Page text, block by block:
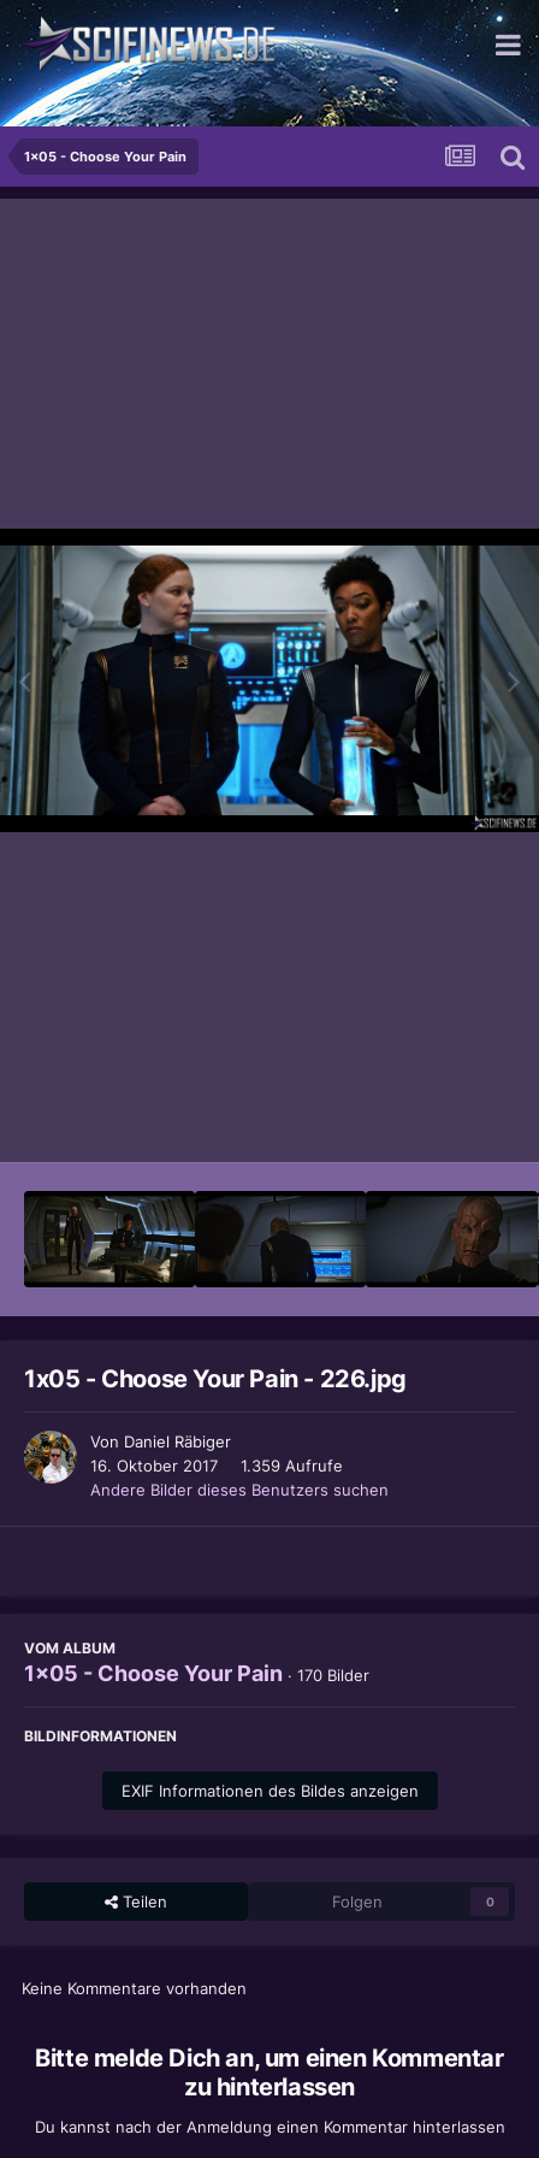
...das Revolverblatt!
1x05 - Choose Your Pain
1x05 - Choose Your Pain - 226.jpg
Von Daniel Räbiger
16. Oktober 2017
1.359 Aufrufe
Andere Bilder dieses Benutzers suchen
VOM ALBUM
1x05 - Choose Your Pain · 170 Bilder
BILDINFORMATIONEN
EXIF Informationen des Bildes anzeigen
Teilen Folgen 0
Keine Kommentare vorhanden
Bitte melde Dich an, um einen Kommentar
zu hinterlassen
Du kannst nach der Anmeldung einen Kommentar hinterlassen